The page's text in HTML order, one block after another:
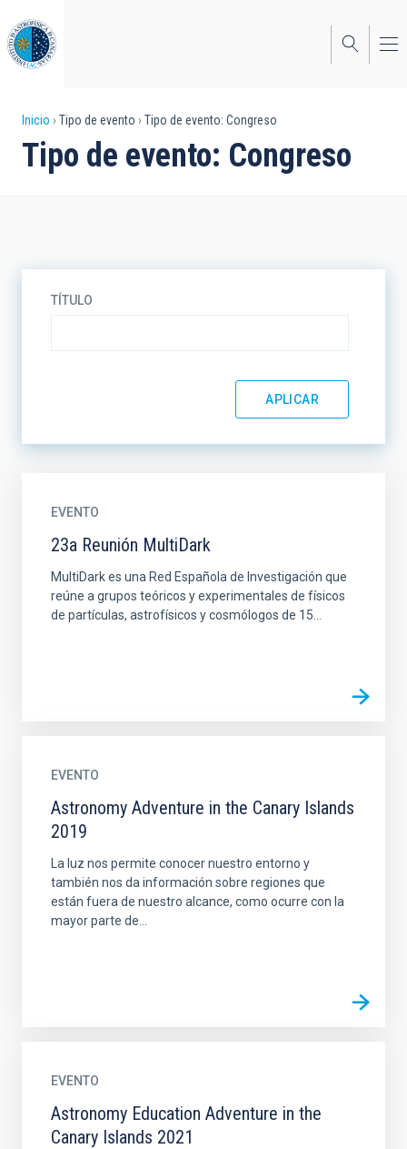
al
contenido
principal
Sobrescribir
enlaces
navegación
Inicio Tipo de evento Tipo de evento: Congreso
Tipo de evento: Congreso
TÍTULO
EVENTO
23a Reunión MultiDark
MultiDark es una Red Española de Investigación que
reúne a grupos teóricos y experimentales de físicos
de partículas, astrofísicos y cosmólogos de 15...
EVENTO
Astronomy Adventure in the Canary Islands
2019
La luz nos permite conocer nuestro entorno y
también nos da información sobre regiones que
están fuera de nuestro alcance, como ocurre con la
mayor parte de...
EVENTO
Astronomy Education Adventure in the
Canary Islands 2021